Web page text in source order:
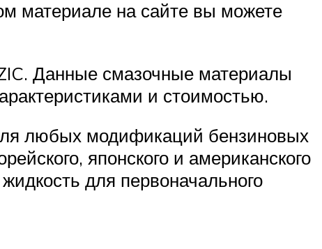
материале на сайте вы можете
Данные смазочные материалы
и стоимостью.
любых модификаций бензиновых
японского и американского
для первоначального